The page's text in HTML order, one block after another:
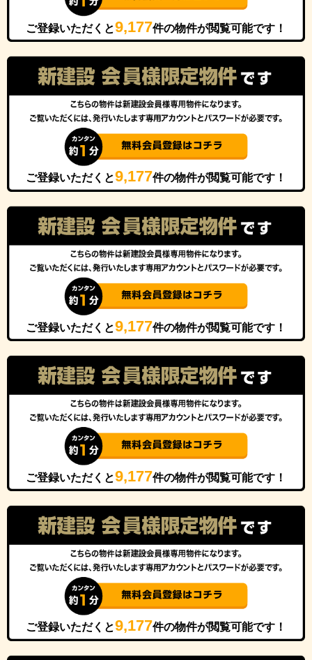
ご登録いただくと9,177件の物件が閲覧可能です！
ご登録いただくと9,177件の物件が閲覧可能です！
ご登録いただくと9,177件の物件が閲覧可能です！
ご登録いただくと9,177件の物件が閲覧可能です！
ご登録いただくと9,177件の物件が閲覧可能です！